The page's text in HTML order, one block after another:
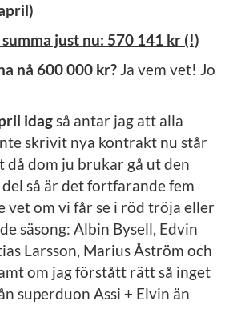
just nu: 570 141 kr (!)
nå 600 000 kr? Ja vem vet! Jo
idagså antar jag att alla
skrivit nya kontrakt nu står
då dom ju brukar gå ut den
så är det fortfarande fem
vet om vi får se i röd tröja eller
säsong: Albin Bysell, Edvin
Larsson, Marius Åström och
om jag förstått rätt så inget
superduon Assi + Elvin än